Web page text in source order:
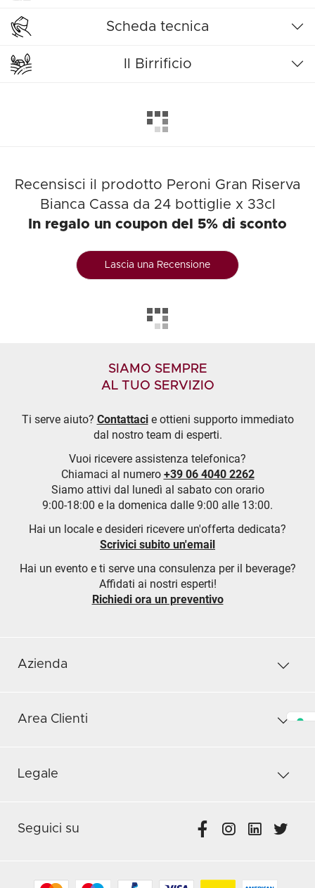
Scheda tecnica
Il Birrificio
Recensisci il prodotto Peroni Gran Riserva
Bianca Cassa da 24 bottiglie x 33cl
In regalo un coupon del 5% di sconto
Lascia una Recensione
SIAMO SEMPRE
AL TUO SERVIZIO
Ti serve aiuto? Contattacie ottieni supporto immediato
dal nostro team di esperti.
Vuoi ricevere assistenza telefonica?
Chiamaci al numero +39 06 4040 2262
Siamo attivi dal lunedì al sabato con orario
9:00-18:00 e la domenica dalle 9:00 alle 13:00.
Hai un locale e desideri ricevere un'offerta dedicata?
Scrivici subito un'email
Hai un evento e ti serve una consulenza per il beverage?
Affidati ai nostri esperti!
Richiedi ora un preventivo
Azienda
Area Clienti
Legale
Seguici su